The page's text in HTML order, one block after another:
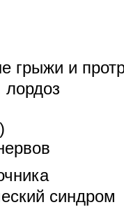
лордоз
синдром
грыжи и